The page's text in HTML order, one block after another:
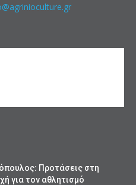
Προτάσεις στη
για τον αθλητισμό